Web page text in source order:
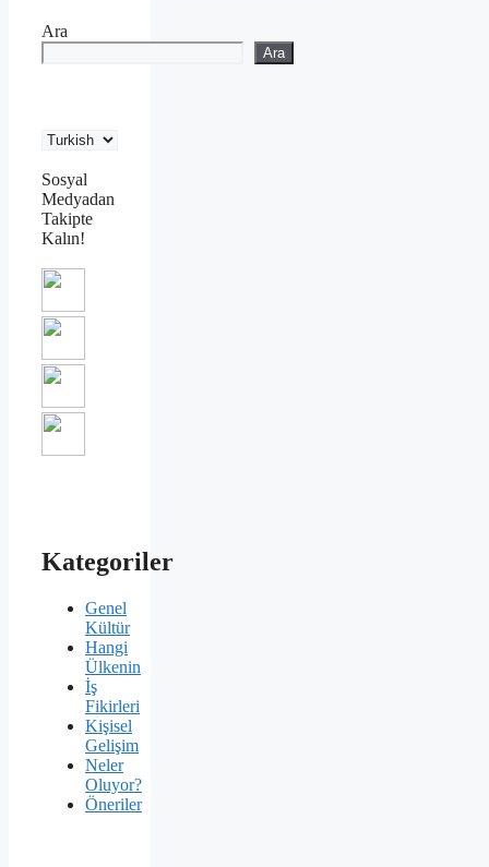
Ara
Ara
Sosyal
Medyadan
Takipte
Kalın!
Kategoriler
Genel
Kültür
Hangi
Ülkenin
İş
Fikirleri
Kişisel
Gelişim
Neler
Oluyor?
Öneriler